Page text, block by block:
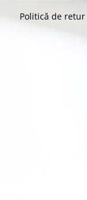
Politică de retur